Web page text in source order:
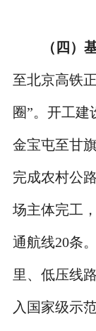
（四）
至北京高铁
圈”。开工
金宝屯至甘
完成农村公
场主体完工
通航线20条
里、低压线
入国家级示